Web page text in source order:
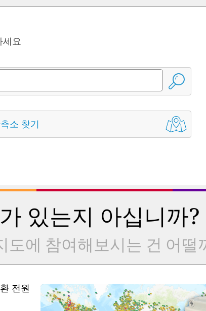
세요
소 찾기
있는지 아십니까?
에 참여해보시는 건 어떨
전원